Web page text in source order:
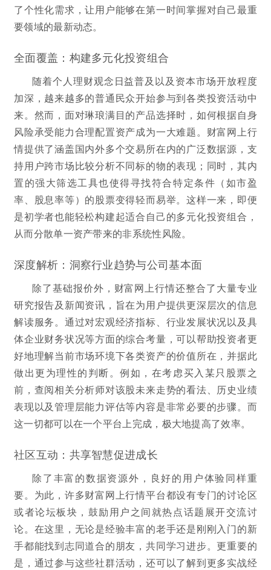
了个性化需求，让用户能够在第一时间掌握对自己最重
要领域的最新动态。
全面覆盖：构建多元化投资组合
随着个人理财观念日益普及以及资本市场开放程度
加深，越来越多的普通民众开始参与到各类投资活动中
来。然而，面对琳琅满目的产品选择时，如何根据自身
风险承受能力合理配置资产成为一大难题。财富网上行
情提供了涵盖国内外多个交易所在内的广泛数据源，支
持用户跨市场比较分析不同标的物的表现；同时，其内
置的强大筛选工具也使得寻找符合特定条件（如市盈
率、股息率等）的股票变得轻而易举。这样一来，即便
是初学者也能轻松构建起适合自己的多元化投资组合，
从而分散单一资产带来的非系统性风险。
深度解析：洞察行业趋势与公司基本面
除了基础报价外，财富网上行情还整合了大量专业
研究报告及新闻资讯，旨在为用户提供更深层次的信息
解读服务。通过对宏观经济指标、行业发展状况以及具
体企业财务状况等方面的综合考量，可以帮助投资者更
好地理解当前市场环境下各类资产的价值所在，并据此
做出更为理性的判断。例如，在考虑买入某只股票之
前，查阅相关分析师对该股未来走势的看法、历史业绩
表现以及管理层能力评估等内容是非常必要的步骤。而
这一切都可以在一个平台上完成，极大地提高了效率。
社区互动：共享智慧促进成长
除了丰富的数据资源外，良好的用户体验同样重
要。为此，许多财富网上行情平台都设有专门的讨论区
或者论坛板块，鼓励用户之间就热点话题展开交流讨
论。在这里，无论是经验丰富的老手还是刚刚入门的新
手都能找到志同道合的朋友，共同学习进步。更重要的
是，通过参与这些社群活动，还可以了解到更多实战经